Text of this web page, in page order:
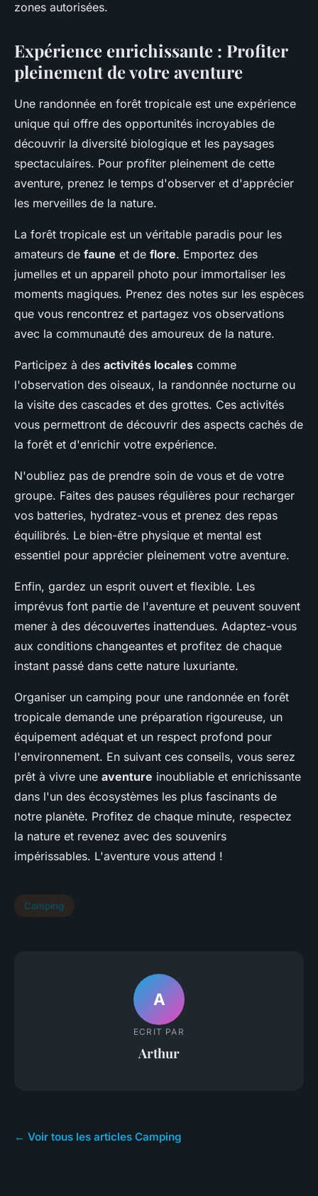
zones autorisées.
Expérience enrichissante : Profiter
pleinement de votre aventure
Une randonnée en forêt tropicale est une expérience
unique qui offre des opportunités incroyables de
découvrir la diversité biologique et les paysages
spectaculaires. Pour profiter pleinement de cette
aventure, prenez le temps d'observer et d'apprécier
les merveilles de la nature.
La forêt tropicale est un véritable paradis pour les
amateurs de faune et de flore. Emportez des
jumelles et un appareil photo pour immortaliser les
moments magiques. Prenez des notes sur les espèces
que vous rencontrez et partagez vos observations
avec la communauté des amoureux de la nature.
Participez à des activités locales comme
l'observation des oiseaux, la randonnée nocturne ou
la visite des cascades et des grottes. Ces activités
vous permettront de découvrir des aspects cachés de
la forêt et d'enrichir votre expérience.
N'oubliez pas de prendre soin de vous et de votre
groupe. Faites des pauses régulières pour recharger
vos batteries, hydratez-vous et prenez des repas
équilibrés. Le bien-être physique et mental est
essentiel pour apprécier pleinement votre aventure.
Enfin, gardez un esprit ouvert et flexible. Les
imprévus font partie de l'aventure et peuvent souvent
mener à des découvertes inattendues. Adaptez-vous
aux conditions changeantes et profitez de chaque
instant passé dans cette nature luxuriante.
Organiser un camping pour une randonnée en forêt
tropicale demande une préparation rigoureuse, un
équipement adéquat et un respect profond pour
l'environnement. En suivant ces conseils, vous serez
prêt à vivre une aventure inoubliable et enrichissante
dans l'un des écosystèmes les plus fascinants de
notre planète. Profitez de chaque minute, respectez
la nature et revenez avec des souvenirs
impérissables. L'aventure vous attend !
Camping
A
ECRIT PAR
Arthur
← Voir tous les articles Camping